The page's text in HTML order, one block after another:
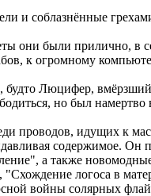
и соблазнённые
они были прилично,
к огромному
Люцифер,
но был
проводов, идущих
содержимое.
а также
"Схождение логоса в
войны солярных